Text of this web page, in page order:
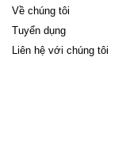
Về chúng tôi
Tuyển dụng
Liên hệ với chúng tôi